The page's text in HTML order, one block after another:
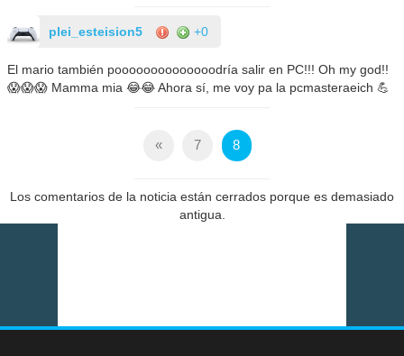
plei_esteision5 +0
El mario también poooooooooooooodría salir en PC!!! Oh my god!!
😱😱😱 Mamma mia 😂😂 Ahora sí, me voy pa la pcmasteraeich 💪
« 7 8
Los comentarios de la noticia están cerrados porque es demasiado
antigua.